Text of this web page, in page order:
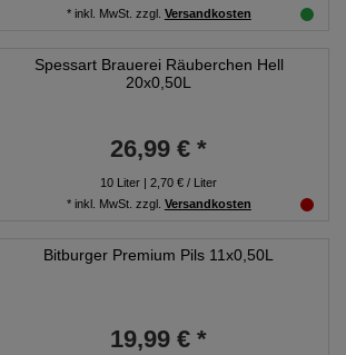
* inkl. MwSt. zzgl. Versandkosten
Spessart Brauerei Räuberchen Hell
20x0,50L
26,99 € *
10 Liter | 2,70 € / Liter
* inkl. MwSt. zzgl. Versandkosten
Bitburger Premium Pils 11x0,50L
19,99 € *